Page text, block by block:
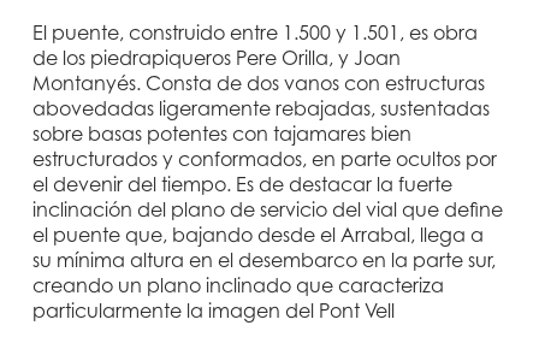
El puente, construido entre 1.500 y 1.501, es obra
de los piedrapiqueros Pere Orilla, y Joan
Montanyés. Consta de dos vanos con estructuras
abovedadas ligeramente rebajadas, sustentadas
sobre basas potentes con tajamares bien
estructurados y conformados, en parte ocultos por
el devenir del tiempo. Es de destacar la fuerte
inclinación del plano de servicio del vial que define
el puente que, bajando desde el Arrabal, llega a
su mínima altura en el desembarco en la parte sur,
creando un plano inclinado que caracteriza
particularmente la imagen del Pont Vell